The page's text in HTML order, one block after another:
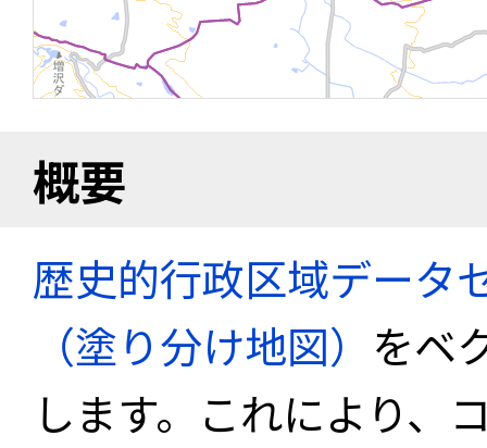
概要
歴史的行政区域データ
（塗り分け地図） をベ
します。これにより、